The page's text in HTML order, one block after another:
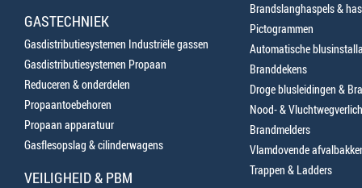
GASTECHNIEK
Gasdistributiesystemen Industriële gassen
Gasdistributiesystemen Propaan
Reduceren & onderdelen
Propaantoebehoren
Propaan apparatuur
Gasflesopslag & cilinderwagens
VEILIGHEID & PBM
Brandslanghaspels &
Pictogrammen
Automatische
Branddekens
Droge blusleidingen &
Nood- &
Brandmelders
Vlamdovende
Trappen & Ladders